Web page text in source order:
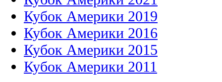
Кубок Америки 2019
Кубок Америки 2016
Кубок Америки 2015
Кубок Америки 2011